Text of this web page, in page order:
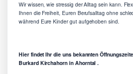
Wir wissen, wie stressig der Alltag sein kann.
Ihnen die Freiheit, Euren Berufsalltag ohne
während Eure Kinder gut aufgehoben sind.
Hier findet Ihr die uns bekannten
Burkard Kirchahorn in Ahorntal .